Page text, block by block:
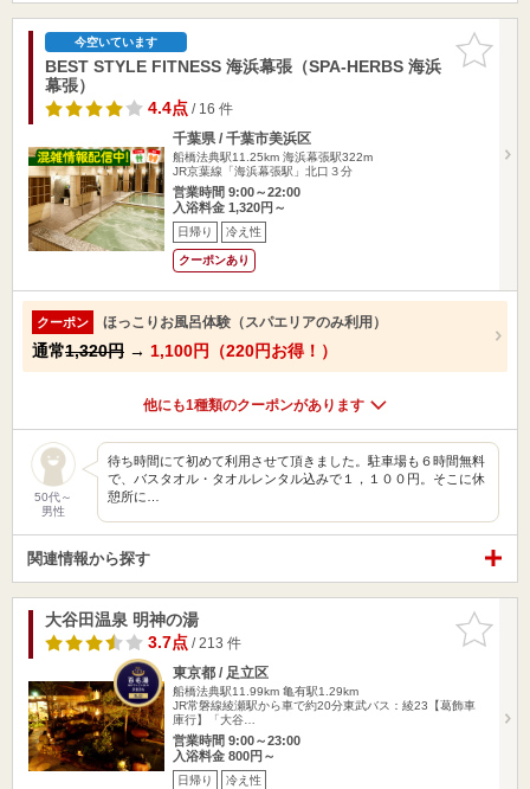
お気に入
りに追加
今空いています
BEST STYLE FITNESS 海浜幕張（SPA-HERBS 海浜
幕張）
4.4点/ 16 件
千葉県 / 千葉市美浜区
船橋法典駅11.25km 海浜幕張駅322m
JR京葉線「海浜幕張駅」北口３分
営業時間 9:00～22:00
入浴料金 1,320円～
日帰り 冷え性
クーポンあり
クーポン ほっこりお風呂体験（スパエリアのみ利用）
通常1,320円 → 1,100円（220円お得！）
他にも1種類のクーポンがあります
50代～
男性
待ち時間にて初めて利用させて頂きました。駐車場も６時間無料
で、バスタオル・タオルレンタル込みで１，１００円。そこに休
憩所に…
関連情報から探す
お気に入
りに追加
大谷田温泉 明神の湯
3.7点/ 213 件
東京都 / 足立区
船橋法典駅11.99km 亀有駅1.29km
JR常磐線綾瀬駅から車で約20分東武バス：綾23【葛飾車
庫行】「大谷…
営業時間 9:00～23:00
入浴料金 800円～
日帰り 冷え性